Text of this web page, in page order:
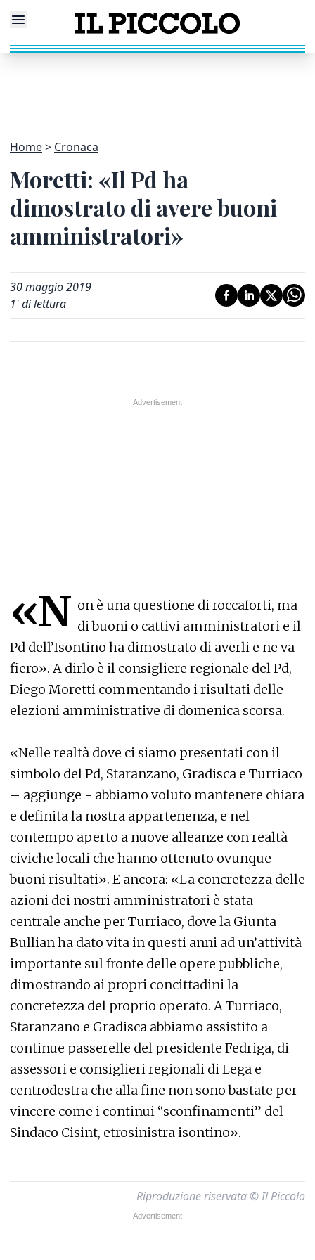
Home Cronaca
Moretti: «Il Pd ha
dimostrato di avere buoni
amministratori»
30 maggio 2019
1' di lettura
«N on è una questione di roccaforti, ma
di buoni o cattivi amministratori e il
Pd dell’Isontino ha dimostrato di averli e ne va
fiero». A dirlo è il consigliere regionale del Pd,
Diego Moretti commentando i risultati delle
elezioni amministrative di domenica scorsa.
«Nelle realtà dove ci siamo presentati con il
simbolo del Pd, Staranzano, Gradisca e Turriaco
– aggiunge - abbiamo voluto mantenere chiara
e definita la nostra appartenenza, e nel
contempo aperto a nuove alleanze con realtà
civiche locali che hanno ottenuto ovunque
buoni risultati». E ancora: «La concretezza delle
azioni dei nostri amministratori è stata
centrale anche per Turriaco, dove la Giunta
Bullian ha dato vita in questi anni ad un’attività
importante sul fronte delle opere pubbliche,
dimostrando ai propri concittadini la
concretezza del proprio operato. A Turriaco,
Staranzano e Gradisca abbiamo assistito a
continue passerelle del presidente Fedriga, di
assessori e consiglieri regionali di Lega e
centrodestra che alla fine non sono bastate per
vincere come i continui “sconfinamenti” del
Sindaco Cisint, etrosinistra isontino». —
Riproduzione riservata © Il Piccolo